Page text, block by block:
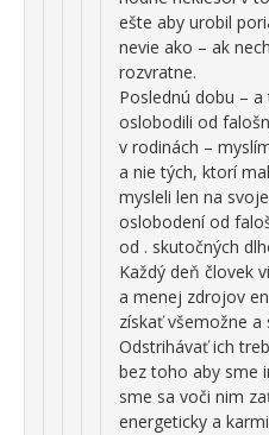
ešte aby urobil
nevie ako – ak
rozvratne.
Poslednú dobu –
oslobodili od
v rodinách –
a nie tých, ktorí
mysleli len na
oslobodení od
od . skutočných
Každý deň človek
a menej zdrojov
získať všemožne
Odstrihávať ich
bez toho aby sme
sme sa voči nim
energeticky a